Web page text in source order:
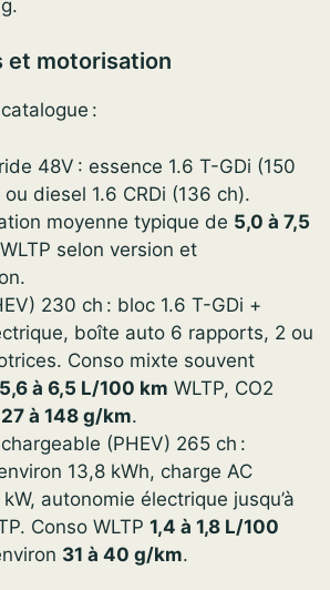
et motorisation
:
48V : essence 1.6 T-GDi (150
diesel 1.6 CRDi (136 ch).
moyenne typique de 5,0 à 7,5
WLTP selon version et
230 ch : bloc 1.6 T-GDi +
boîte auto 6 rapports, 2 ou
Conso mixte souvent
5,6 à 6,5 L/100 km WLTP, CO2
à 148 g/km.
(PHEV) 265 ch :
13,8 kWh, charge AC
kW, autonomie électrique jusqu’à
Conso WLTP 1,4 à 1,8 L/100
31 à 40 g/km.